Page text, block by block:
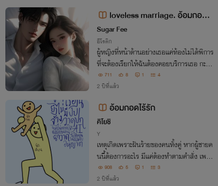
loveless marriage. อ้อมกอดไ
ร้รัก (เจได+มาเบล) NC 20++
Sugar Fee
อีโรติก
ผู้หญิงที่หน้าด้านอย่างเธอแค่ท้องไม่ได้พิการ
ที่จะต้องเรียกให้ฉันต้องคอยบริการเธอ กะอี
แค่ใส่รองเท้าจะลำบากอะไรหนักหนารีบใส่ส
ะอย่าสำออยฉันไม่มีเวลาว่างมากแบบเธอ!!!
711 8 1 4
2 ปีที่แล้ว
อ้อมกอดไร้รัก
คิโยชิ
Y
เหตุเกิดเพราะฝันร้ายของคนทั้งคู่ หากผู้ชายค
นนี้ต้องการอะไร มีแค่ต้องทำตามคำสั่ง เพรา
ะเขาเป็นคนเดียวที่สามารถข่วยชีวิตไร้ค่าของ
ตัวเองได้
908 5 1 3
2 ปีที่แล้ว